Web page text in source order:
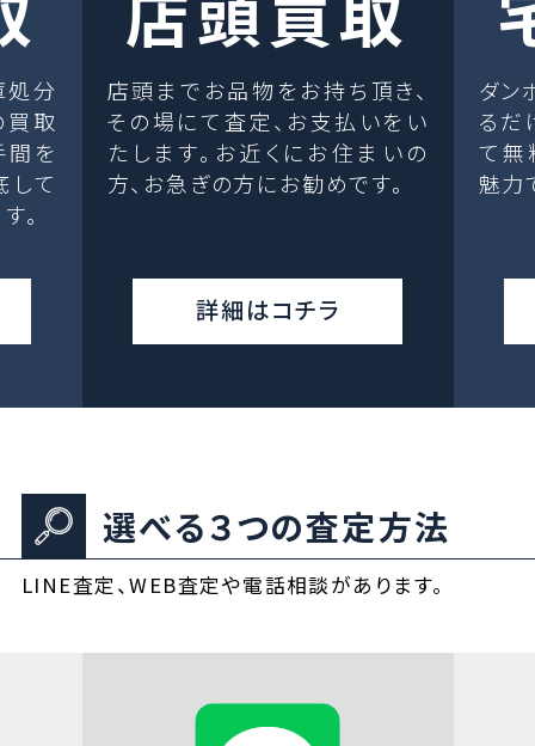
処分
取
間を
して
。
店頭までお品物をお持ち頂き、
その場にて査定、お支払いをい
たします。お近くにお住まいの
方、お急ぎの方にお勧めです。
詳細はコチラ
ダン
るだ
て無
魅力
選べる３つの査定方法
LINE査定、WEB査定や電話相談があります。